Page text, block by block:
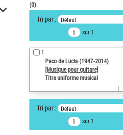
VOTRE RECHERCHE
Recherche avancée dans les
notices d’autorité
Œuvres liées à l'auteur :
Paco de Lucía (1947-2014)
Auteur d’œuvre
Paco de Lucía (1947-2014)
Sauvegarder votre recherche
(0)
Tri par : Défaut
sur 1
1
Paco de Lucía (1947-2014)
[Musique pour guitare]
Titre uniforme musical
Tri par : Défaut
sur 1